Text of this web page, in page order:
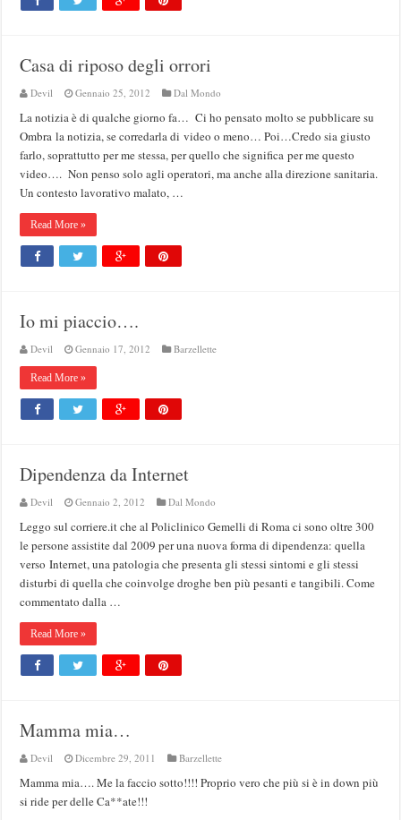
Casa di riposo degli orrori
Devil Gennaio 25, 2012 Dal Mondo
La notizia è di qualche giorno fa… Ci ho pensato molto se pubblicare su
Ombra la notizia, se corredarla di video o meno… Poi…Credo sia giusto
farlo, soprattutto per me stessa, per quello che significa per me questo
video…. Non penso solo agli operatori, ma anche alla direzione sanitaria.
Un contesto lavorativo malato, …
Read More »
Io mi piaccio….
Devil Gennaio 17, 2012 Barzellette
Read More »
Dipendenza da Internet
Devil Gennaio 2, 2012 Dal Mondo
Leggo sul corriere.it che al Policlinico Gemelli di Roma ci sono oltre 300
le persone assistite dal 2009 per una nuova forma di dipendenza: quella
verso Internet, una patologia che presenta gli stessi sintomi e gli stessi
disturbi di quella che coinvolge droghe ben più pesanti e tangibili. Come
commentato dalla …
Read More »
Mamma mia…
Devil Dicembre 29, 2011 Barzellette
Mamma mia…. Me la faccio sotto!!!! Proprio vero che più si è in down più
si ride per delle Ca**ate!!!